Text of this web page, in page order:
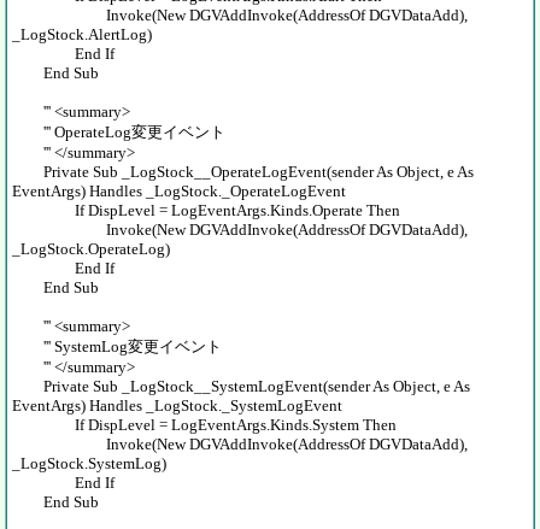
Invoke(New DGVAddInvoke(AddressOf DGVDataAdd),
_LogStock.AlertLog)
End If
End Sub
''' <summary>
''' OperateLog変更イベント
''' </summary>
Private Sub _LogStock__OperateLogEvent(sender As Object, e As
EventArgs) Handles _LogStock._OperateLogEvent
If DispLevel = LogEventArgs.Kinds.Operate Then
Invoke(New DGVAddInvoke(AddressOf DGVDataAdd),
_LogStock.OperateLog)
End If
End Sub
''' <summary>
''' SystemLog変更イベント
''' </summary>
Private Sub _LogStock__SystemLogEvent(sender As Object, e As
EventArgs) Handles _LogStock._SystemLogEvent
If DispLevel = LogEventArgs.Kinds.System Then
Invoke(New DGVAddInvoke(AddressOf DGVDataAdd),
_LogStock.SystemLog)
End If
End Sub